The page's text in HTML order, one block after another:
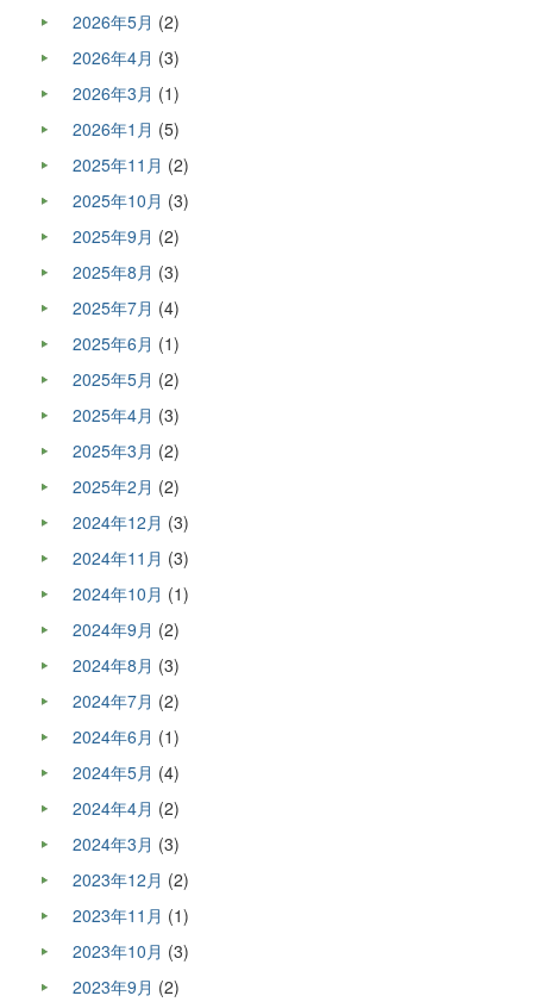
2026年5月 (2)
2026年4月 (3)
2026年3月 (1)
2026年1月 (5)
2025年11月 (2)
2025年10月 (3)
2025年9月 (2)
2025年8月 (3)
2025年7月 (4)
2025年6月 (1)
2025年5月 (2)
2025年4月 (3)
2025年3月 (2)
2025年2月 (2)
2024年12月 (3)
2024年11月 (3)
2024年10月 (1)
2024年9月 (2)
2024年8月 (3)
2024年7月 (2)
2024年6月 (1)
2024年5月 (4)
2024年4月 (2)
2024年3月 (3)
2023年12月 (2)
2023年11月 (1)
2023年10月 (3)
2023年9月 (2)